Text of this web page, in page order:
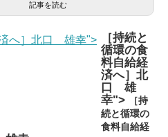
記事を読む
済へ］北口 雄幸">
［持続と
循環の食
料自給経
済へ］北
口 雄
幸">
［持
続と循環の
食料自給経